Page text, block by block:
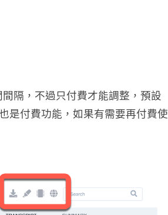
隔，不過只付費才能調整，預設
是付費功能，如果有需要再付費使